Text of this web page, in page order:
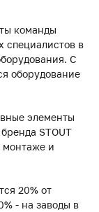
команды
специалистов в
С
оборудование
элементы
STOUT
монтаже и
20% от
- на заводы в